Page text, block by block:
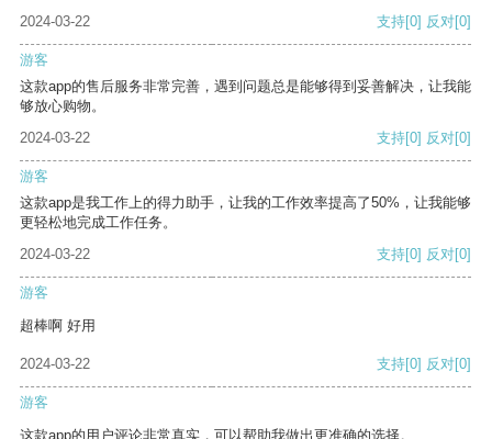
2024-03-22
支持[0] 反对[0]
游客
这款app的售后服务非常完善，遇到问题总是能够得到妥善解决，让我能
够放心购物。
2024-03-22
支持[0] 反对[0]
游客
这款app是我工作上的得力助手，让我的工作效率提高了50%，让我能够
更轻松地完成工作任务。
2024-03-22
支持[0] 反对[0]
游客
超棒啊 好用
2024-03-22 支持[0] 反对[0]
游客
这款app的用户评论非常真实，可以帮助我做出更准确的选择。